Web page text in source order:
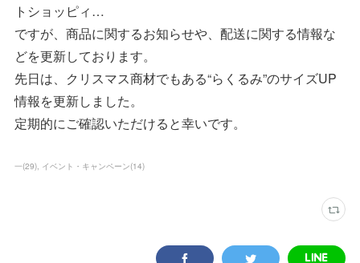
トショッピィ…
ですが、商品に関するお知らせや、配送に関する情報な
どを更新しております。
先日は、クリスマス商材でもある“らくるみ”のサイズUP
情報を更新しました。
定期的にご確認いただけると幸いです。
一(29) イベント・キャンペーン(14)